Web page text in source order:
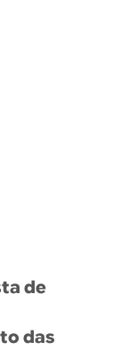
de
das